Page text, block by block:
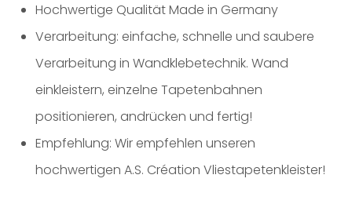
Hochwertige Qualität Made in Germany
Verarbeitung: einfache, schnelle und saubere
Verarbeitung in Wandklebetechnik. Wand
einkleistern, einzelne Tapetenbahnen
positionieren, andrücken und fertig!
Empfehlung: Wir empfehlen unseren
hochwertigen A.S. Création Vliestapetenkleister!